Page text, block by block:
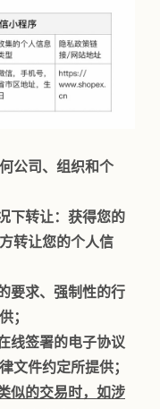
公司、组织和个
下转让：获得您的
转让您的个人信
要求、强制性的行
；
线签署的电子协议
文件约定所提供；
似的交易时，如涉